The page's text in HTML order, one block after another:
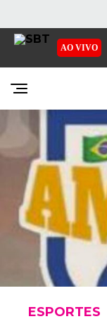
AO VIVO
EMISSORAS
NOSSAS REDES
SBT -
ESPORTES